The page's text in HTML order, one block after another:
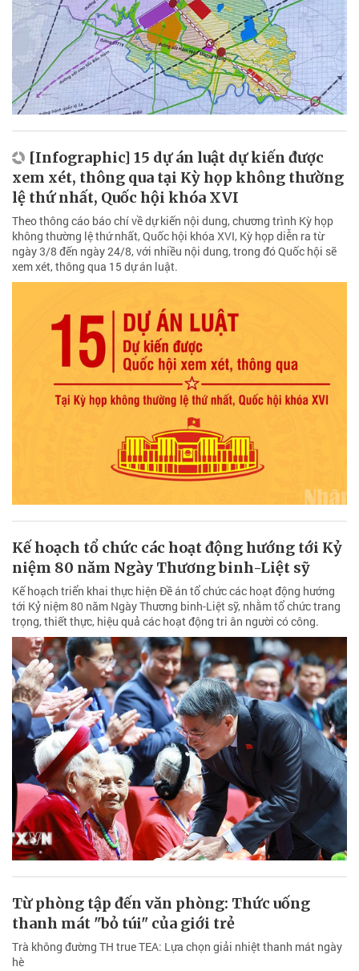
[Infographic] 15 dự án luật dự kiến được
xem xét, thông qua tại Kỳ họp không thường
lệ thứ nhất, Quốc hội khóa XVI
Theo thông cáo báo chí về dự kiến nội dung, chương trình Kỳ họp
không thường lệ thứ nhất, Quốc hội khóa XVI, Kỳ họp diễn ra từ
ngày 3/8 đến ngày 24/8, với nhiều nội dung, trong đó Quốc hội sẽ
xem xét, thông qua 15 dự án luật.
Kế hoạch tổ chức các hoạt động hướng tới Kỷ
niệm 80 năm Ngày Thương binh-Liệt sỹ
Kế hoạch triển khai thực hiện Đề án tổ chức các hoạt động hướng
tới Kỷ niệm 80 năm Ngày Thương binh-Liệt sỹ, nhằm tổ chức trang
trọng, thiết thực, hiệu quả các hoạt động tri ân người có công.
Từ phòng tập đến văn phòng: Thức uống
thanh mát "bỏ túi" của giới trẻ
Trà không đường TH true TEA: Lựa chọn giải nhiệt thanh mát ngày
hè